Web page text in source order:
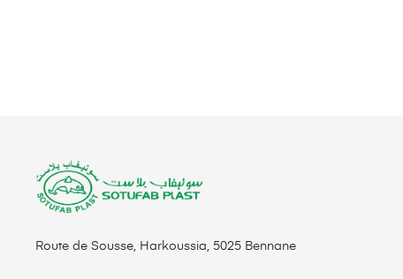
Route de Sousse, Harkoussia, 5025 Bennane